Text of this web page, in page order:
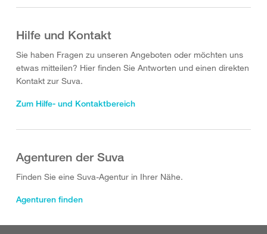
Hilfe und Kontakt
Sie haben Fragen zu unseren Angeboten oder möchten uns
etwas mitteilen? Hier finden Sie Antworten und einen direkten
Kontakt zur Suva.
Zum Hilfe- und Kontaktbereich
Agenturen der Suva
Finden Sie eine Suva-Agentur in Ihrer Nähe.
Agenturen finden